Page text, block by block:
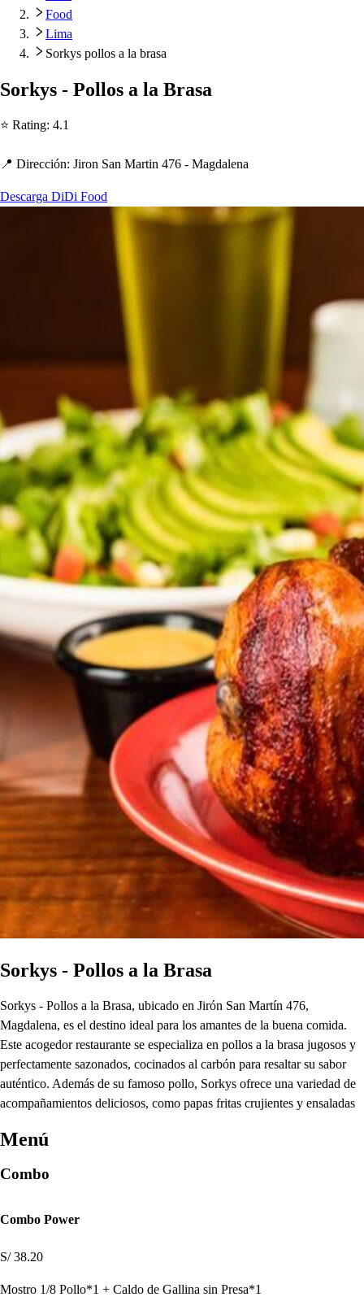
Food
Lima
Sorkys pollos a la brasa
Sorkys - Pollos a la Brasa
⭐ Rating: 4.1
📍 Dirección: Jiron San Martin 476 - Magdalena
Descarga DiDi Food
Sorkys - Pollos a la Brasa
Sorkys - Pollos a la Brasa, ubicado en Jirón San Martín 476,
Magdalena, es el destino ideal para los amantes de la buena comida.
Este acogedor restaurante se especializa en pollos a la brasa jugosos y
perfectamente sazonados, cocinados al carbón para resaltar su sabor
auténtico. Además de su famoso pollo, Sorkys ofrece una variedad de
acompañamientos deliciosos, como papas fritas crujientes y ensaladas
Menú
Combo
Combo Power
S/ 38.20
Mostro 1/8 Pollo*1 + Caldo de Gallina sin Presa*1